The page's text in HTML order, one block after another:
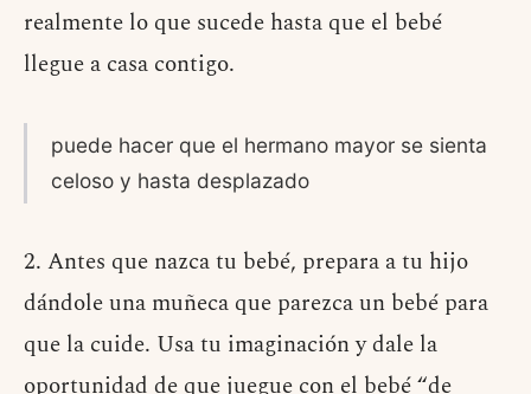
realmente lo que sucede hasta que el bebé
llegue a casa contigo.
puede hacer que el hermano mayor se sienta
celoso y hasta desplazado
2. Antes que nazca tu bebé, prepara a tu hijo
dándole una muñeca que parezca un bebé para
que la cuide. Usa tu imaginación y dale la
oportunidad de que juegue con el bebé “de